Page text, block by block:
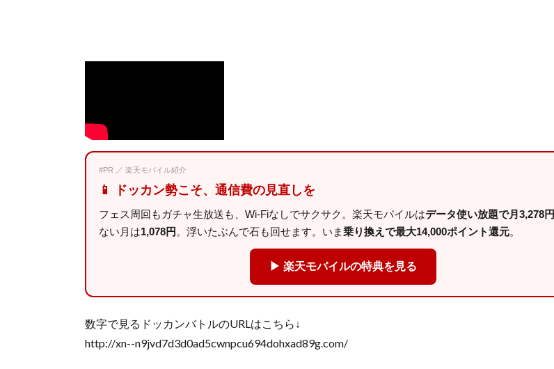
#PR ／ 楽天モバイル紹介
📱 ドッカン勢こそ、通信費の見直しを
フェス周回もガチャ生放送も、Wi-Fiなしでサクサク。楽天モバイルはデータ使い放題で月3,278円
ない月は1,078円 。浮いたぶんで石も回せます。いま乗り換えで最大14,000ポイント還元。
▶ 楽天モバイルの特典を見る
数字で見るドッカンバトルのURLはこちら↓
http://xn--n9jvd7d3d0ad5cwnpcu694dohxad89g.com/